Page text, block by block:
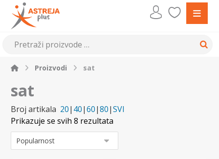
Proizvodi sat
sat
Broj artikala 20| 40|60|80|SVI
Prikazuje se svih 8 rezultata